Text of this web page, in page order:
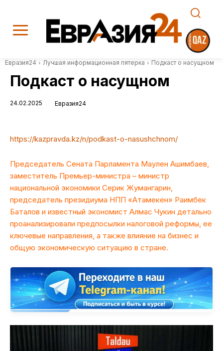
Евразия24 Лучшая информационная пятерка Подкаст о насущном
Подкаст о насущном
24.02.2025 Евразия24
https://kazpravda.kz/n/podkast-o-nasushchnom/
Председатель Сената Парламента Мау­лен Ашимбаев,
заместитель Премьер-министра – министр
национальной экономики Серик Жумангарин,
председатель президиума НПП «Атамекен» Раимбек
Баталов и известный экономист Алмас Чукин детально
проанализировали предпосылки налоговой реформы, ее
ключевые направления, а также влияние на бизнес и
общую экономическую ситуацию в стране.